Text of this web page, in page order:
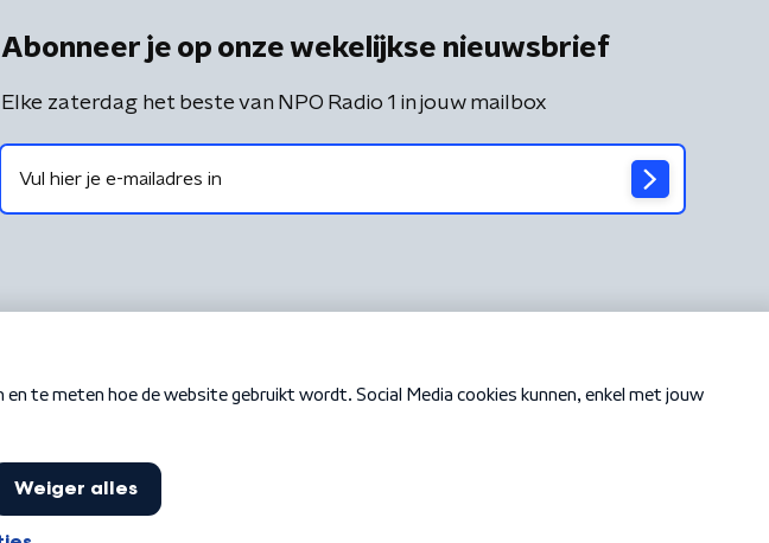
Abonneer je op onze wekelijkse nieuwsbrief
Elke zaterdag het beste van NPO Radio 1 in jouw mailbox